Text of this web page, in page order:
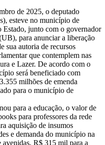
de 2025, o deputado
esteve no município de
junto com o governador
para anunciar a liberação
sua autoria de recursos
que contemplem nas
e Lazer. De acordo com o
será beneficiado com
milhões de emenda
para o município de
para a educação, o valor de
para professores da rede
aquisição de insumos
e demanda do município na
avenidas, R$ 315 mil para a